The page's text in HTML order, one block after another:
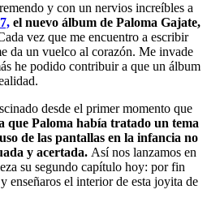
y con un nervios increíbles a
el nuevo álbum de Paloma Gajate,
vez que me encuentro a escribir
da un vuelco al corazón. Me invade
he podido contribuir a que un álbum
desde el primer momento que
que Paloma había tratado un tema
de las pantallas en la infancia no
y acertada. Así nos lanzamos en
su segundo capítulo hoy: por fin
enseñaros el interior de esta joyita de